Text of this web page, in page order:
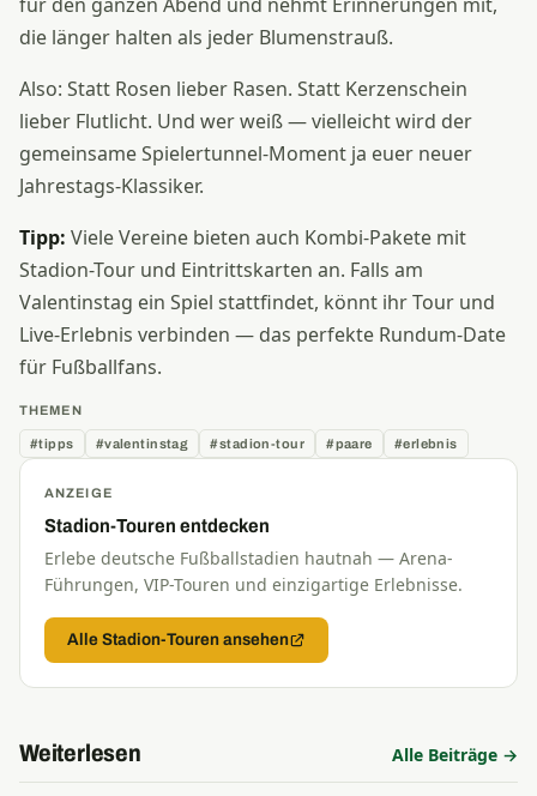
die länger halten als jeder Blumenstrauß.
Also: Statt Rosen lieber Rasen. Statt Kerzenschein
lieber Flutlicht. Und wer weiß — vielleicht wird der
gemeinsame Spielertunnel-Moment ja euer neuer
Jahrestags-Klassiker.
Tipp: Viele Vereine bieten auch Kombi-Pakete mit
Stadion-Tour und Eintrittskarten an. Falls am
Valentinstag ein Spiel stattfindet, könnt ihr Tour und
Live-Erlebnis verbinden — das perfekte Rundum-Date
für Fußballfans.
THEMEN
#tipps #valentinstag #stadion-tour #paare #erlebnis
ANZEIGE
Stadion-Touren entdecken
Erlebe deutsche Fußballstadien hautnah — Arena-
Führungen, VIP-Touren und einzigartige Erlebnisse.
Alle Stadion-Touren ansehen
Weiterlesen Alle Beiträge →